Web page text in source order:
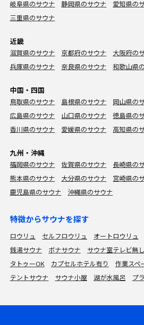
岐阜県のサウナ 静岡県のサウナ
愛知県の
三重県のサウナ
近畿
滋賀県のサウナ 京都府のサウナ
大阪府の
兵庫県のサウナ
奈良県のサウナ 和歌山県
中国・四国
鳥取県のサウナ 島根県のサウナ
岡山県の
広島県のサウナ
山口県のサウナ
徳島県の
香川県のサウナ
愛媛県のサウナ 高知県の
九州・沖縄
福岡県のサウナ 佐賀県のサウナ
長崎県の
熊本県のサウナ
大分県のサウナ
宮崎県の
鹿児島県のサウナ
沖縄県のサウナ
特徴からサウナを探す
ロウリュ セルフロウリュ オートロウリュ
銭湯サウナ
ボナサウナ サウナ室テレビ無し
タトゥーOK
カプセルホテル有り
作業スペ
テントサウナ
サウナ小屋 湖が水風呂 プ